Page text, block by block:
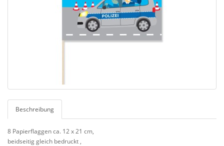
Beschreibung
8 Papierflaggen ca. 12 x 21 cm,
beidseitig gleich bedruckt ,